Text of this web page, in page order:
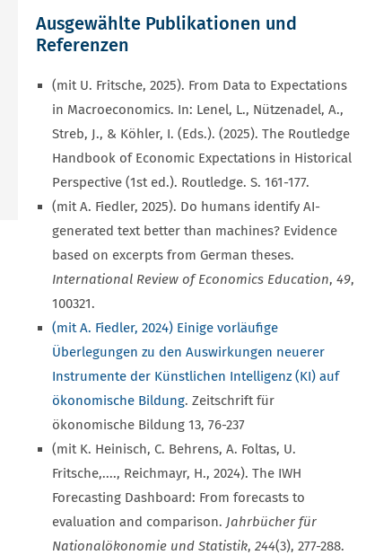
Ausgewählte Publikationen und
Referenzen
(mit U. Fritsche, 2025). From Data to Expectations
in Macroeconomics. In: Lenel, L., Nützenadel, A.,
Streb, J., & Köhler, I. (Eds.). (2025). The Routledge
Handbook of Economic Expectations in Historical
Perspective (1st ed.). Routledge. S. 161-177.
(mit A. Fiedler, 2025). Do humans identify AI-
generated text better than machines? Evidence
based on excerpts from German theses.
International Review of Economics Education, 49,
100321.
(mit A. Fiedler, 2024) Einige vorläufige
Überlegungen zu den Auswirkungen neuerer
Instrumente der Künstlichen Intelligenz (KI) auf
ökonomische Bildung. Zeitschrift für
ökonomische Bildung 13, 76-237
(mit K. Heinisch, C. Behrens, A. Foltas, U.
Fritsche,...., Reichmayr, H., 2024). The IWH
Forecasting Dashboard: From forecasts to
evaluation and comparison. Jahrbücher für
Nationalökonomie und Statistik, 244(3), 277-288.